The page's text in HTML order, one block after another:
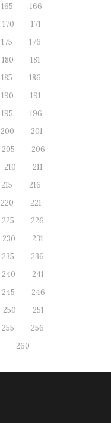
165
166
170
171
175
176
180
181
185
186
190
191
195
196
200
201
205
206
210
211
215
216
220
221
225
226
230
231
235
236
240
241
245
246
250
251
255
256
260